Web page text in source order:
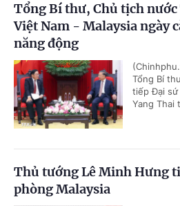
Tổng Bí thư, Chủ tịch nước
Việt Nam - Malaysia ngày
năng động
Tổng Bí
tiếp Đại sứ
Yang Thai
Thủ tướng Lê Minh Hưng
phòng Malaysia